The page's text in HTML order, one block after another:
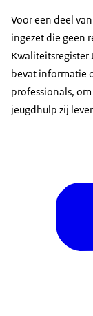
Voor een deel
ingezet die geen
Kwaliteitsregister
bevat informatie
professionals,
jeugdhulp zij